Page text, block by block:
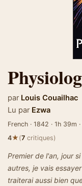
par Louis Couailhac
Lu par Ezwa
French · 1842 · 1h 39m ·
4★(7 critiques)
Premier de l'an, jour
autres, je vais
traiterai aussi bien